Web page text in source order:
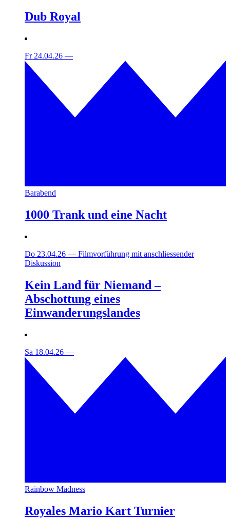
Dub Royal
Fr 24.04.26 —
Barabend
1000 Trank und eine Nacht
Do 23.04.26 — Filmvorführung mit anschliessender
Diskussion
Kein Land für Niemand –
Abschottung eines
Einwanderungslandes
Sa 18.04.26 —
Rainbow Madness
Royales Mario Kart Turnier